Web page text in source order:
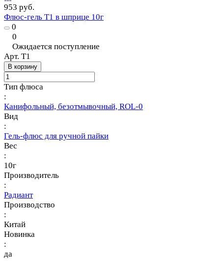
953 руб.
Флюс-гель Т1 в шприце 10г
0
0
Ожидается поступление
Арт. Т1
В корзину
Тип флюса
:
Канифольный, безотмывочный, ROL-0
Вид
:
Гель-флюс для ручной пайки
Вес
:
10г
Производитель
:
Радиант
Производство
:
Китай
Новинка
:
да